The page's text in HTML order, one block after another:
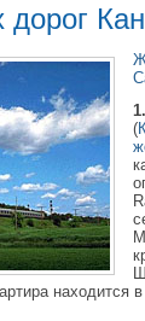
дорог
(
находится